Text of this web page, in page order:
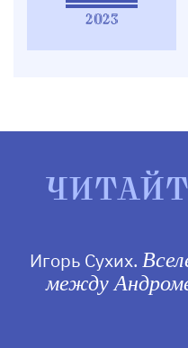
2023
Игорь Сухих.
между